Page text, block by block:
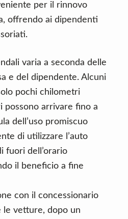
per il rinnovo
offrendo ai dipendenti
varia a seconda delle
e del dipendente. Alcuni
pochi chilometri
possono arrivare fino a
dell’uso promiscuo
di utilizzare l’auto
fuori dell’orario
il beneficio a fine
con il concessionario
le vetture, dopo un